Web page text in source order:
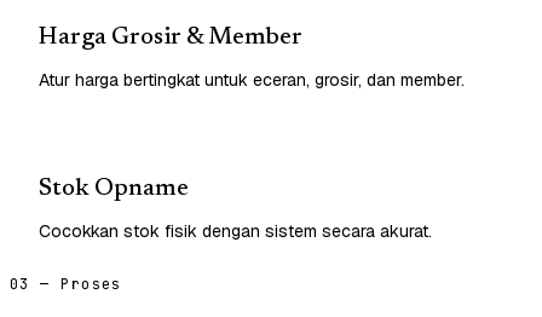
Harga Grosir & Member
Atur harga bertingkat untuk eceran, grosir, dan member.
Stok Opname
Cocokkan stok fisik dengan sistem secara akurat.
03 — Proses